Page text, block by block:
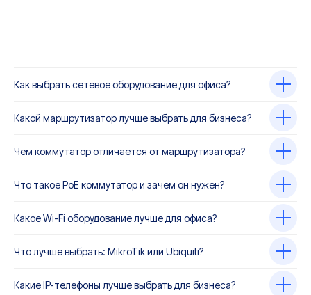
Как выбрать сетевое оборудование для офиса?
Какой маршрутизатор лучше выбрать для бизнеса?
Чем коммутатор отличается от маршрутизатора?
Что такое PoE коммутатор и зачем он нужен?
Какое Wi-Fi оборудование лучше для офиса?
Что лучше выбрать: MikroTik или Ubiquiti?
Какие IP-телефоны лучше выбрать для бизнеса?